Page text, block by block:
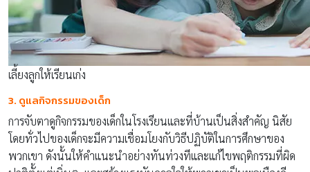
เลี้ยงลูกให้เรียนเก่ง
3. ดูแลกิจกรรมของเด็ก
การจับตาดูกิจกรรมของเด็กในโรงเรียนและที่บ้านเป็นสิ่งสำคัญ นิสัย
โดยทั่วไปของเด็กจะมีความเชื่อมโยงกับวิธีปฏิบัติในการศึกษาของ
พวกเขา ดังนั้นให้คำแนะนำอย่างทันท่วงทีและแก้ไขพฤติกรรมที่ผิด